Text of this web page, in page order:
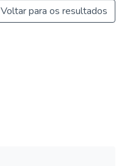
Voltar para os resultados